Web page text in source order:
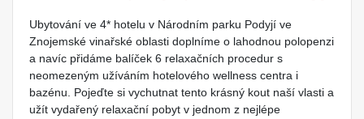
Ubytování ve 4* hotelu v Národním parku Podyjí ve
Znojemské vinařské oblasti doplníme o lahodnou polopenzi
a navíc přidáme balíček 6 relaxačních procedur s
neomezeným užíváním hotelového wellness centra i
bazénu. Pojeďte si vychutnat tento krásný kout naší vlasti a
užít vydařený relaxační pobyt v jednom z nejlépe